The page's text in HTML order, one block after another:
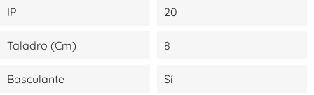
IP 20
Taladro (cm) 8
Basculante Sí